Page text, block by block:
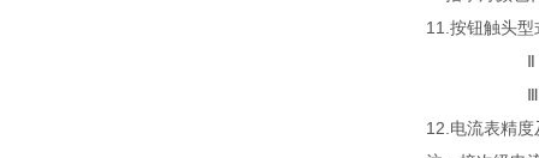
11.按钮触头型
Ⅱ：二
Ⅲ：二
12.电流表精